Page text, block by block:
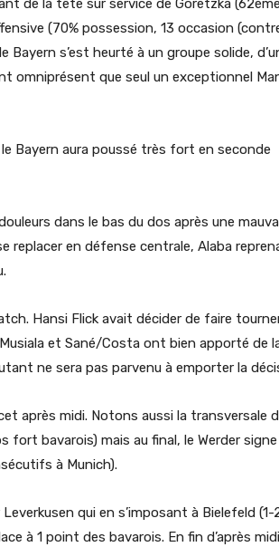
de la tête sur service de Goretzka
(70% possession, 13 occasion
s’est heurté à un groupe solide,
omniprésent que seul un exceptionnel
Bayern aura poussé très fort en seconde
dans le bas du dos après une
replacer en défense centrale, Alaba
Hansi Flick avait décider de faire
et Sané/Costa ont bien apporté de
ne sera pas parvenu à emporter la
après midi. Notons aussi la transversale
fort bavarois) mais au final, le Werder
à Munich).
qui en s’imposant à Bielefeld (1-
à 1 point des bavarois. En fin d’après